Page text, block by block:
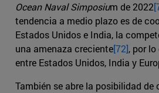
Ocean Naval Simposium de 2022
tendencia a medio plazo es de
Estados Unidos e India, la
una amenaza creciente[72], por
entre Estados Unidos, India y
También se abre la posibilidad de